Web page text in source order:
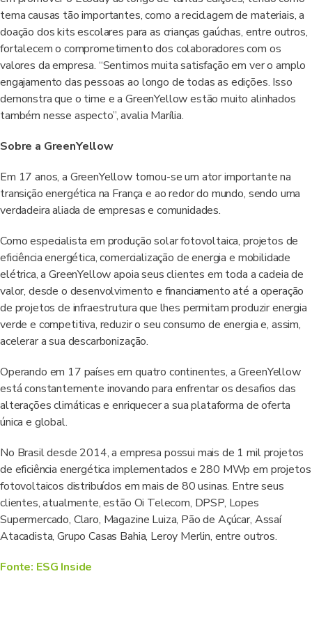
tema causas tão importantes, como a reciclagem de materiais, a
doação dos kits escolares para as crianças gaúchas, entre outros,
fortalecem o comprometimento dos colaboradores com os
valores da empresa. “Sentimos muita satisfação em ver o amplo
engajamento das pessoas ao longo de todas as edições. Isso
demonstra que o time e a GreenYellow estão muito alinhados
também nesse aspecto”, avalia Marília.
Sobre a GreenYellow
Em 17 anos, a GreenYellow tornou-se um ator importante na
transição energética na França e ao redor do mundo, sendo uma
verdadeira aliada de empresas e comunidades.
Como especialista em produção solar fotovoltaica, projetos de
eficiência energética, comercialização de energia e mobilidade
elétrica, a GreenYellow apoia seus clientes em toda a cadeia de
valor, desde o desenvolvimento e financiamento até a operação
de projetos de infraestrutura que lhes permitam produzir energia
verde e competitiva, reduzir o seu consumo de energia e, assim,
acelerar a sua descarbonização.
Operando em 17 países em quatro continentes, a GreenYellow
está constantemente inovando para enfrentar os desafios das
alterações climáticas e enriquecer a sua plataforma de oferta
única e global.
No Brasil desde 2014, a empresa possui mais de 1 mil projetos
de eficiência energética implementados e 280 MWp em projetos
fotovoltaicos distribuídos em mais de 80 usinas. Entre seus
clientes, atualmente, estão Oi Telecom, DPSP, Lopes
Supermercado, Claro, Magazine Luiza, Pão de Açúcar, Assaí
Atacadista, Grupo Casas Bahia, Leroy Merlin, entre outros.
Fonte: ESG Inside